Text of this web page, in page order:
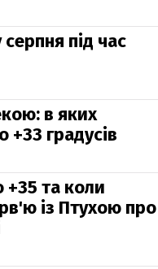
під час
в яких
+33 градусів
+35 та коли
із Птухою про